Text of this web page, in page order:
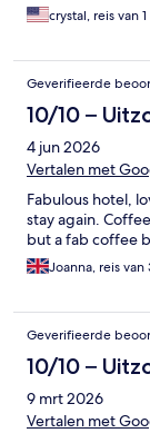
crystal, reis van
Geverifieerde
10/10 –
4 jun 2026
Vertalen met
Fabulous hotel,
stay again.
but a fab coffee
Joanna, reis van
Geverifieerde
10/10 –
9 mrt 2026
Vertalen met